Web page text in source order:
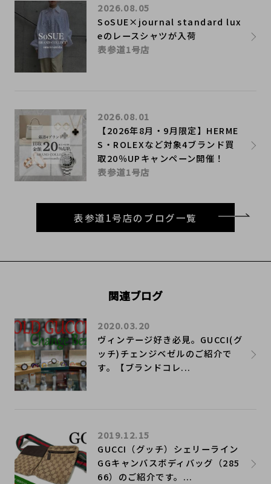
SoSUE×journal standard lux
eのレースシャツが入荷
2026.08.05
表参道1号店
【2026年8月・9月限定】HERME
S・ROLEXなど対象4ブランド買
取20％UPキャンペーン開催！
2026.08.01
表参道1号店
表参道1号店のブログ一覧
関連ブログ
ヴィンテージ好き必見。GUCCI(グ
ッチ)チェンジベゼルのご紹介で
す。【ブランドコレ...
2020.03.20
GUCCI（グッチ）シェリーライン
GGキャンバスボディバッグ（285
66）のご紹介です。...
2019.12.15